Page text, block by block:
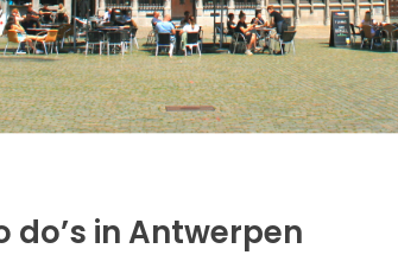
do’s in Antwerpen